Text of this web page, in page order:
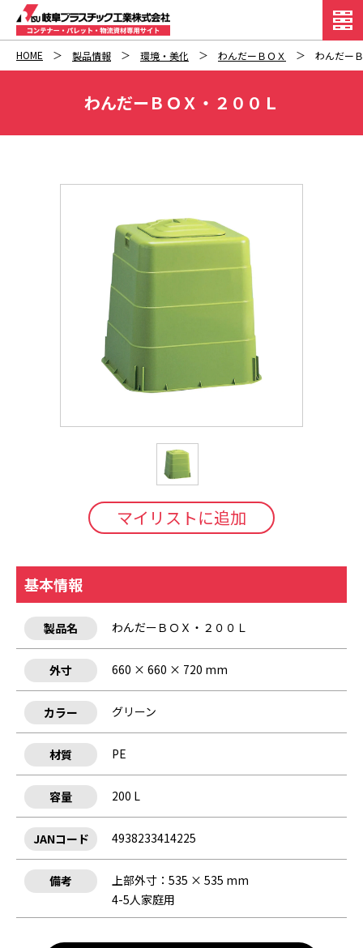
HOME 製品情報 環境・美化 わんだーＢＯＸ わんだー
わんだーＢＯＸ・２００Ｌ
マイリストに追加
基本情報
製品名 わんだーＢＯＸ・２００Ｌ
外寸 660 × 660 × 720 mm
カラー グリーン
材質 PE
容量 200 L
JANコード 4938233414225
備考
上部外寸：535 × 535 mm
4-5人家庭用